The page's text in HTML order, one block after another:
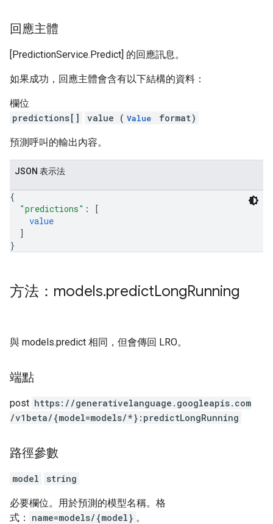
回應主體
[PredictionService.Predict] 的回應訊息。
如果成功，回應主體會含有以下結構的資料：
欄位
predictions[]
value ( Value format)
預測呼叫的輸出內容。
JSON 表示法
{
"predictions" :
[
value
]
}
方法：models.predictLongRunning
與 models.predict 相同，但會傳回 LRO。
端點
post https: / /generativelanguage.googleapis.com
/v1beta/{model=models/*}:predictLongRunning
路徑參數
model string
必要欄位。用於預測的模型名稱。格
式：
name=models/{model} 。